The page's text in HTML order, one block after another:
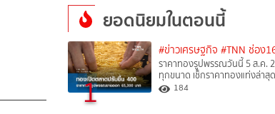
ยอดนิยมในตอนนี้
1
#ข่าวเศรษฐกิจ #TNN ช่อง
ราคาทองรูปพรรณวันนี้ 5 ส.ค.
ทุกขนาด เช็กราคาทองแท่งล่าสุด
184